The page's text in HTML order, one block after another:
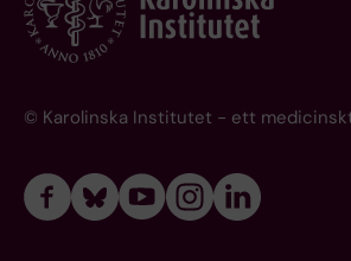
© Karolinska Institutet - ett